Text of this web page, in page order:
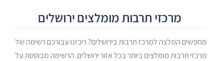
מרכזי תרבות מומלצים ירושלים
מחפשים המלצה למרכז תרבות בירושלים? ריכזנו עבורכם רשימה של
מרכזי תרבות מומלצים ביותר בכל אזור ירושלים. הרשימה מבוססת על